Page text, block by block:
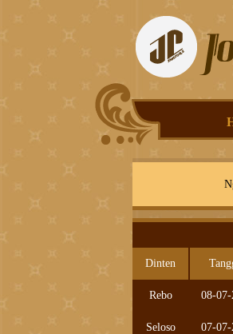
Dinten
Rebo 08-07-
Seloso 07-07-